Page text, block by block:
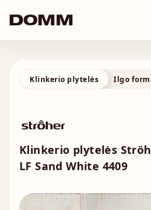
content
Klinkerio plytelės Ilgo
Klinkerio plytelės
LF Sand White 4409